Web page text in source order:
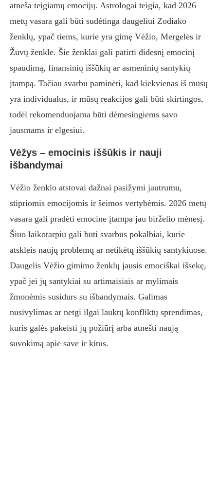
atneša teigiamų emocijų. Astrologai teigia, kad 2026
metų vasara gali būti sudėtinga daugeliui Zodiako
ženklų, ypač tiems, kurie yra gimę Vėžio, Mergelės ir
Žuvų ženkle. Šie ženklai gali patirti didesnį emocinį
spaudimą, finansinių iššūkių ar asmeninių santykių
įtampą. Tačiau svarbu paminėti, kad kiekvienas iš mūsų
yra individualus, ir mūsų reakcijos gali būti skirtingos,
todėl rekomenduojama būti dėmesingiems savo
jausmams ir elgesiui.
Vėžys – emocinis iššūkis ir nauji
išbandymai
Vėžio ženklo atstovai dažnai pasižymi jautrumu,
stipriomis emocijomis ir šeimos vertybėmis. 2026 metų
vasara gali pradėti emocine įtampa jau birželio mėnesį.
Šiuo laikotarpiu gali būti svarbūs pokalbiai, kurie
atskleis naujų problemų ar netikėtų iššūkių santykiuose.
Daugelis Vėžio gimimo ženklų jausis emociškai išsekę,
ypač jei jų santykiai su artimaisiais ar mylimais
žmonėmis susidurs su išbandymais. Galimas
nusivylimas ar netgi ilgai lauktų konfliktų sprendimas,
kuris galės pakeisti jų požiūrį arba atnešti naują
suvokimą apie save ir kitus.